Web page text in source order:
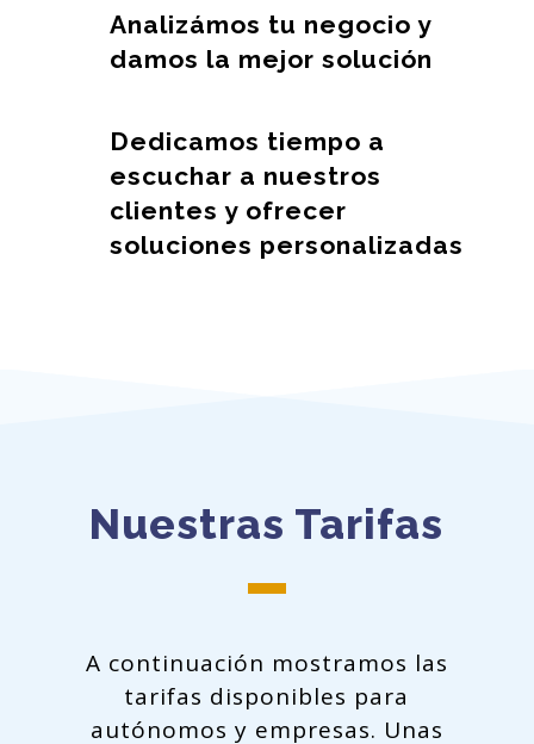
Analizámos tu negocio y
damos la mejor solución
Dedicamos tiempo a
escuchar a nuestros
clientes y ofrecer
soluciones personalizadas
Nuestras Tarifas
A continuación mostramos las
tarifas disponibles para
autónomos y empresas. Unas